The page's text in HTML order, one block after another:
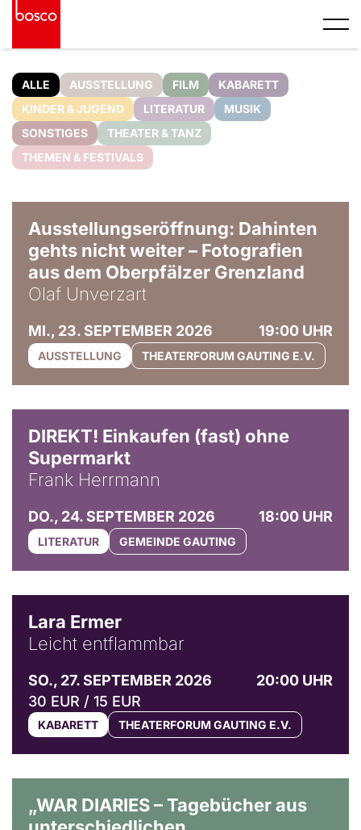
ALLE AUSSTELLUNG FILM
KABARETT
KINDER & JUGEND
LITERATUR
MUSIK
SONSTIGES
THEATER & TANZ
THEMEN & FESTIVALS
Ausstellungseröffnung: Dahinten
gehts nicht weiter – Fotografien
aus dem Oberpfälzer Grenzland
Olaf Unverzart
MI., 23. SEPTEMBER 2026 19:00 UHR
AUSSTELLUNG THEATERFORUM GAUTING E.V.
DIREKT! Einkaufen (fast) ohne
Supermarkt
Frank Herrmann
DO., 24. SEPTEMBER 2026 18:00 UHR
LITERATUR GEMEINDE GAUTING
Lara Ermer
Leicht entflammbar
SO., 27. SEPTEMBER 2026
20:00 UHR
30 EUR / 15 EUR
KABARETT THEATERFORUM GAUTING E.V.
„WAR DIARIES – Tagebücher aus